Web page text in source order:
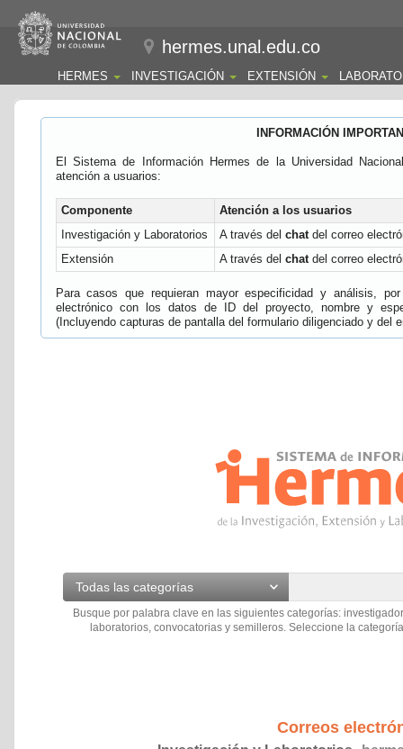
hermes.unal.edu.co
HERMES INVESTIGACIÓN EXTENSIÓN
INFORMACIÓN
El Sistema de Información Hermes de la Universidad
atención a usuarios:
Componente
Atención a los usuarios
Investigación y Laboratorios
A través del chatdel correo
Extensión
A través del chatdel correo
Para casos que requieran mayor especificidad y análisis,
electrónico con los datos de ID del proyecto, nombre y
(Incluyendo capturas de pantalla del formulario diligenciado y del
Todas las categorías
Busque por palabra clave en las siguientes categorías:
laboratorios, convocatorias y semilleros. Seleccione la
Correos